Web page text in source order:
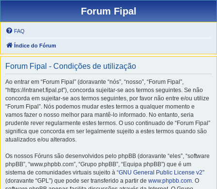
Forum Fipal
FAQ
Índice do Fórum
Forum Fipal - Condições de utilização
Ao entrar em “Forum Fipal” (doravante “nós”, “nosso”, “Forum Fipal”,
“https://intranet.fipal.pt”), concorda sujeitar-se aos termos seguintes. Se não
concorda em sujeitar-se aos termos seguintes, por favor não entre e/ou utilize
“Forum Fipal”. Nós podemos mudar estes termos a qualquer momento e
vamos fazer o nosso melhor para mantê-lo informado. No entanto, seria
prudente rever regularmente estes termos. O uso continuado de “Forum Fipal”
significa que concorda em ser legalmente sujeito a estes termos quando são
atualizados e/ou alterados.
Os nossos Fóruns são desenvolvidos pelo phpBB (doravante “eles”, “software
phpBB”, “www.phpbb.com”, “Grupo phpBB”, “Equipa phpBB”) que é um
sistema de comunidades virtuais sujeito à “GNU General Public License v2”
(doravante “GPL”) que pode ser transferido a partir de www.phpbb.com. O